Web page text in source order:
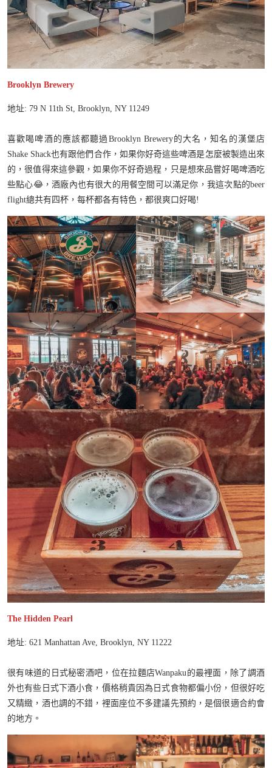
Brooklyn Brewery
地址: 79 N 11th St, Brooklyn, NY 11249
喜歡喝啤酒的應該都聽過Brooklyn Brewery的大名，知名的漢堡店
Shake Shack也有跟他們合作，如果你好奇這些啤酒是怎麼被製造出來
的，很值得來這參觀，如果你不好奇過程，只是想來品嘗好喝啤酒吃
些點心😂，酒廠內也有很大的用餐空間可以滿足你，我這次點的beer
flight總共有四杯，每杯都各有特色，都很爽口好喝!
The Hidden Pearl
地址: 621 Manhattan Ave, Brooklyn, NY 11222
很有味道的日式秘密酒吧，位在拉麵店Wanpaku的最裡面，除了調酒
外也有些日式下酒小食，價格稍貴因為日式食物都偏小份，但很好吃
又精緻，酒也調的不錯，裡面座位不多建議先預約，是個很適合約會
的地方。